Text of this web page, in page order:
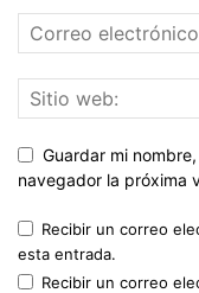
Guardar mi
navegador la próxima
Recibir un correo
esta entrada.
Recibir un correo